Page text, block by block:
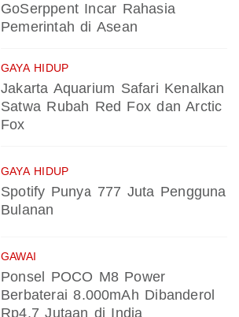
GoSerppent Incar Rahasia
Pemerintah di Asean
GAYA HIDUP
Jakarta Aquarium Safari Kenalkan
Satwa Rubah Red Fox dan Arctic
Fox
GAYA HIDUP
Spotify Punya 777 Juta Pengguna
Bulanan
GAWAI
Ponsel POCO M8 Power
Berbaterai 8.000mAh Dibanderol
Rp4,7 Jutaan di India